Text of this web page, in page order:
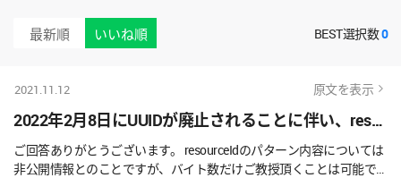
最新順 いいね順 BEST選択数0
原文を表示
2022年2月8日にUUIDが廃止されることに伴い、resource IDに変更となるに関する質問
ご回答ありがとうございます。 resourceIdのパターン内容については
非公開情報とのことですが、バイト数だけご教授頂くことは可能で
2021.11.12